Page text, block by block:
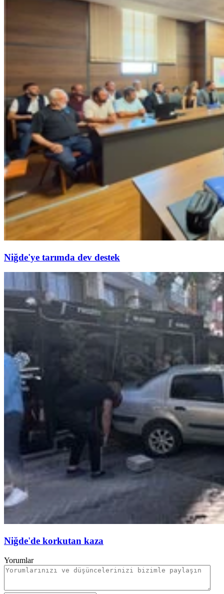
Niğde'ye tarımda dev destek
Niğde'de korkutan kaza
Yorumlar